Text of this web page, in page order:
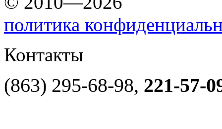
политика
Контакты
(863) 295-68-98, 221-57-